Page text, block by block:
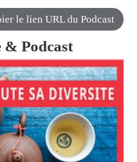
le lien URL du Podcast
& Podcast